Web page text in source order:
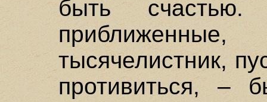
быть
тысячелистник,
противиться, –